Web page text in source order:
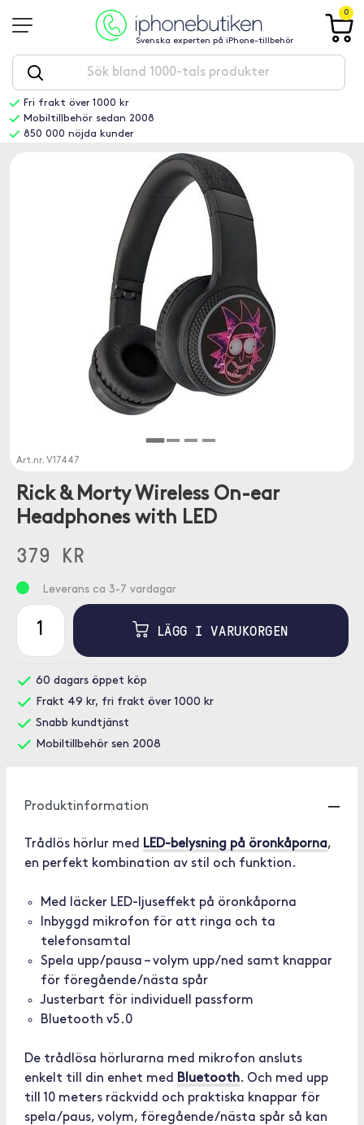
Svenska experten på iPhone-tillbehör
0
Fri frakt över 1000 kr
Mobiltillbehör sedan 2008
850 000 nöjda kunder
Art.nr. V17447
Rick & Morty Wireless On-ear
Headphones with LED
379 KR
Leverans ca 3-7 vardagar
LÄGG I VARUKORGEN
60 dagars öppet köp
Frakt 49 kr, fri frakt över 1000 kr
Snabb kundtjänst
Mobiltillbehör sen 2008
Produktinformation
Trådlös hörlur med LED-belysning på öronkåporna,
en perfekt kombination av stil och funktion.
Med läcker LED-ljuseffekt på öronkåporna
Inbyggd mikrofon för att ringa och ta
telefonsamtal
Spela upp/pausa – volym upp/ned samt knappar
för föregående/nästa spår
Justerbart för individuell passform
Bluetooth v5.0
De trådlösa hörlurarna med mikrofon ansluts
enkelt till din enhet med
Bluetooth. Och med upp
till 10 meters räckvidd och praktiska knappar för
spela/paus, volym, föregående/nästa spår så kan